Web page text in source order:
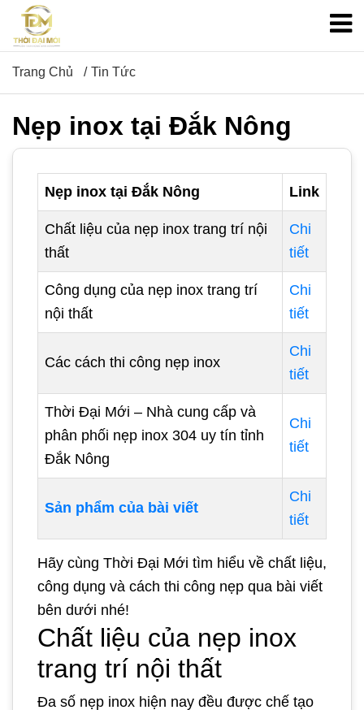
Trang Chủ Tin Tức
Nẹp inox tại Đắk Nông
Nẹp inox tại Đắk Nông Link
Chất liệu của nẹp inox trang trí nội
thất
Chi
tiết
Công dụng của nẹp inox trang trí
nội thất
Chi
tiết
Các cách thi công nẹp inox
Chi
tiết
Thời Đại Mới – Nhà cung cấp và
phân phối nẹp inox 304 uy tín tỉnh
Đắk Nông
Chi
tiết
Sản phẩm của bài viết
Chi
tiết
Hãy cùng Thời Đại Mới tìm hiểu về chất liệu,
công dụng và cách thi công nẹp qua bài viết
bên dưới nhé!
Chất liệu của nẹp inox
trang trí nội thất
Đa số nẹp inox hiện nay đều được chế tạo